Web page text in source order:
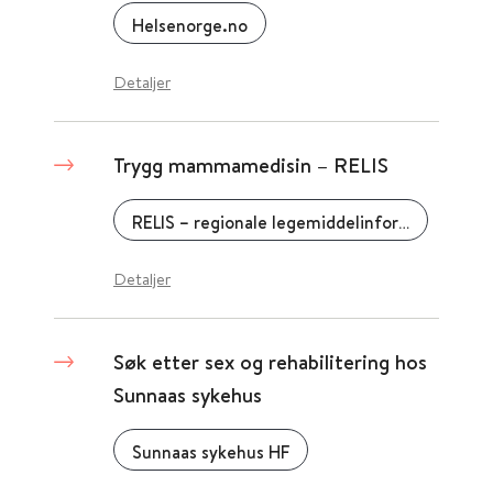
Helsenorge.no
Detaljer
Trygg mammamedisin – RELIS
RELIS – regionale legemiddelinformasjonssentre
Detaljer
Søk etter sex og rehabilitering hos
Sunnaas sykehus
Sunnaas sykehus HF